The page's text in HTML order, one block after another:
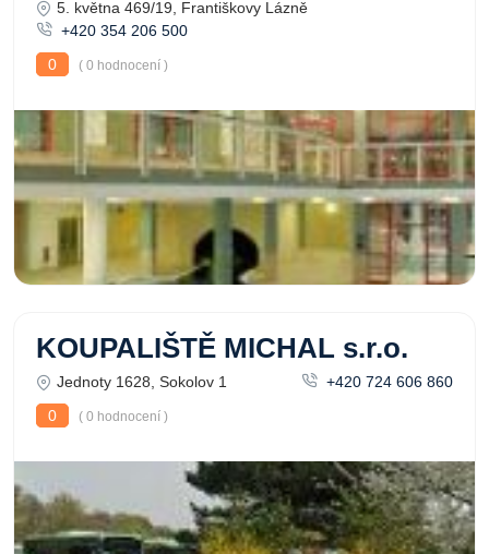
5. května 469/19, Františkovy Lázně
+420 354 206 500
0
( 0 hodnocení )
KOUPALIŠTĚ MICHAL s.r.o.
Jednoty 1628, Sokolov 1
+420 724 606 860
0
( 0 hodnocení )